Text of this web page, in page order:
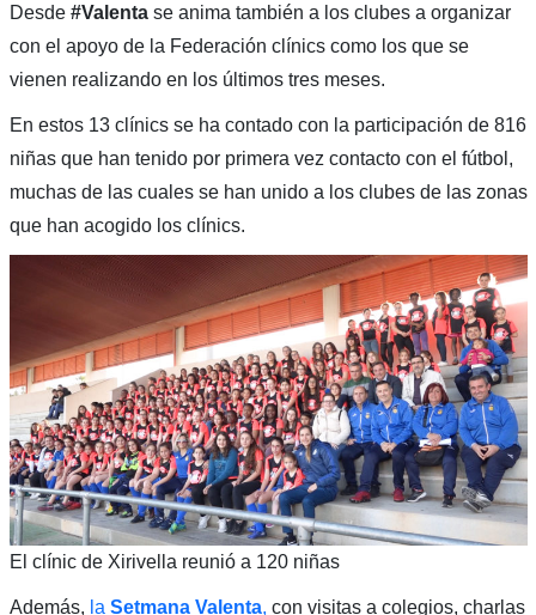
Desde #Valentase anima también a los clubes a organizar
con el apoyo de la Federación clínics como los que se
vienen realizando en los últimos tres meses.
En estos 13 clínics se ha contado con la participación de 816
niñas que han tenido por primera vez contacto con el fútbol,
muchas de las cuales se han unido a los clubes de las zonas
que han acogido los clínics.
El clínic de Xirivella reunió a 120 niñas
Además, la Setmana Valenta, con visitas a colegios, charlas